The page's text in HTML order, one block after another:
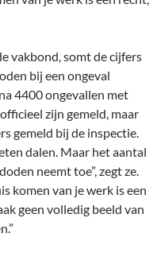
vakbond, somt de cijfers
bij een ongeval
4400 ongevallen met
zijn gemeld, maar
gemeld bij de inspectie.
dalen. Maar het aantal
neemt toe”, zegt ze.
komen van je werk is een
geen volledig beeld van